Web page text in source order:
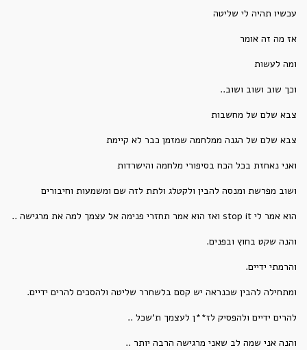
עכשיו תהיה לי שליטה
אז מה זה אומר
ומה לעשות
וכך שוב ושוב ושוב..
צבא שלם של מחשבות
צבא שלם של הגנה ממלחמה שמזמן כבר לא קיימת
ואני נאחזת בכל הכח בסיפורי מלחמה והישרדות
ושוב מפרשת ומנסה להבין ולקטלג ולתת לזה שם ומשמעות וחיבורים
הוא אמר לי stop it ואז הוא אמר תחזרי פנימה אל עצמך למה את מרגישה ..
והנה שקט בחוץ ובפנים.
והרמתי ידיים.
ומתחילה להבין שכנראה יש קסם בלשחרר שליטה ולהסכים להרים ידיים.
להרים ידיים ולהפסיק לז**ן לעצמך ת'שכל ..
והנה אני שמה לב שאני מרגישה הרבה יותר ..